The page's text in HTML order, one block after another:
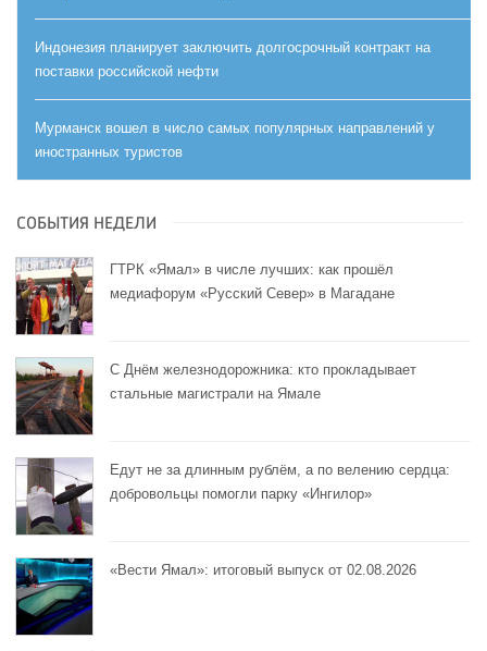
Индонезия планирует заключить долгосрочный контракт на
поставки российской нефти
Мурманск вошел в число самых популярных направлений у
иностранных туристов
СОБЫТИЯ НЕДЕЛИ
ГТРК «Ямал» в числе лучших: как прошёл
медиафорум «Русский Север» в Магадане
С Днём железнодорожника: кто прокладывает
стальные магистрали на Ямале
Едут не за длинным рублём, а по велению сердца:
добровольцы помогли парку «Ингилор»
«Вести Ямал»: итоговый выпуск от 02.08.2026